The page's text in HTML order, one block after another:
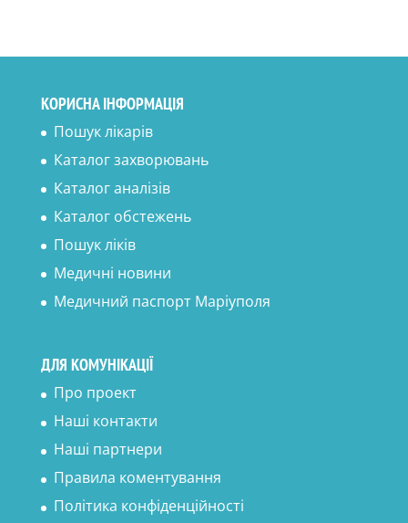
КОРИСНА ІНФОРМАЦІЯ
Пошук лікарів
Каталог захворювань
Каталог аналізів
Каталог обстежень
Пошук ліків
Медичні новини
Медичний паспорт Маріуполя
ДЛЯ КОМУНІКАЦІЇ
Про проект
Наші контакти
Наші партнери
Правила коментування
Політика конфіденційності